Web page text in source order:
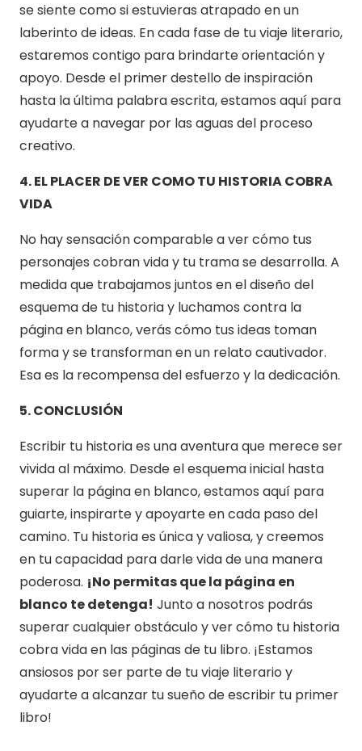
se siente como si estuvieras atrapado en un
laberinto de ideas. En cada fase de tu viaje literario,
estaremos contigo para brindarte orientación y
apoyo. Desde el primer destello de inspiración
hasta la última palabra escrita, estamos aquí para
ayudarte a navegar por las aguas del proceso
creativo.
4. EL PLACER DE VER COMO TU HISTORIA COBRA
VIDA
No hay sensación comparable a ver cómo tus
personajes cobran vida y tu trama se desarrolla. A
medida que trabajamos juntos en el diseño del
esquema de tu historia y luchamos contra la
página en blanco, verás cómo tus ideas toman
forma y se transforman en un relato cautivador.
Esa es la recompensa del esfuerzo y la dedicación.
5. CONCLUSIÓN
Escribir tu historia es una aventura que merece ser
vivida al máximo. Desde el esquema inicial hasta
superar la página en blanco, estamos aquí para
guiarte, inspirarte y apoyarte en cada paso del
camino. Tu historia es única y valiosa, y creemos
en tu capacidad para darle vida de una manera
poderosa. ¡No permitas que la página en
blanco te detenga! Junto a nosotros podrás
superar cualquier obstáculo y ver cómo tu historia
cobra vida en las páginas de tu libro. ¡Estamos
ansiosos por ser parte de tu viaje literario y
ayudarte a alcanzar tu sueño de escribir tu primer
libro!